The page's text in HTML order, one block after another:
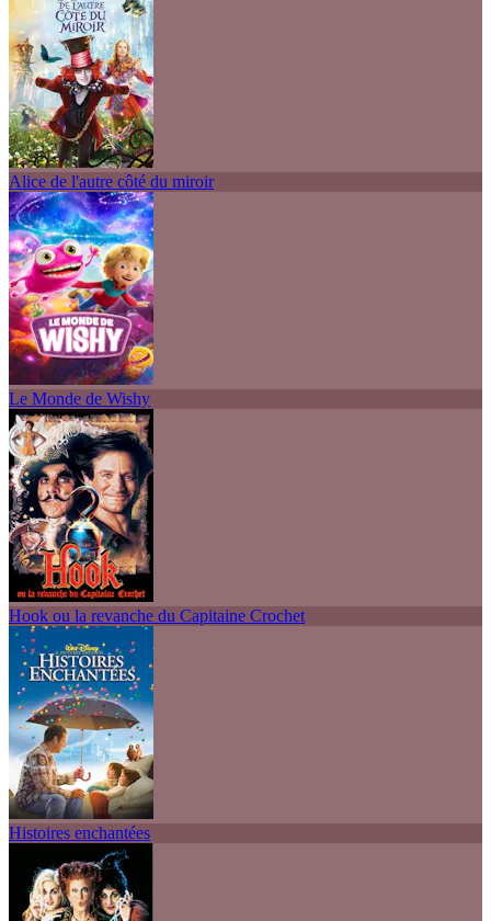
Alice de l'autre côté du miroir
Le Monde de Wishy
Hook ou la revanche du Capitaine Crochet
Histoires enchantées